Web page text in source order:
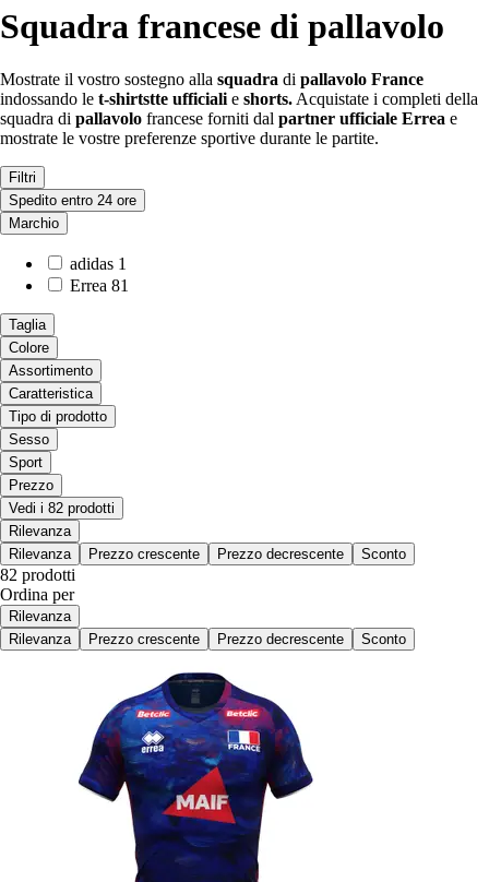
Squadra francese di pallavolo
Mostrate il vostro sostegno alla squadra di pallavolo France
indossando le t-shirtstte ufficiali e shorts. Acquistate i completi della
squadra di pallavolo francese forniti dal partner ufficiale Errea e
mostrate le vostre preferenze sportive durante le partite.
Filtri
Spedito entro 24 ore
Marchio
adidas 1
Errea 81
Taglia
Colore
Assortimento
Caratteristica
Tipo di prodotto
Sesso
Sport
Prezzo
Vedi i 82 prodotti
Rilevanza
Rilevanza
Prezzo crescente Prezzo decrescente Sconto
82 prodotti
Ordina per
Rilevanza
Rilevanza
Prezzo crescente Prezzo decrescente Sconto